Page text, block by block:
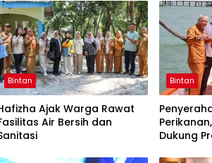
Bintan
Ajak Warga Rawat
Air Bersih dan
Bintan
Dukung